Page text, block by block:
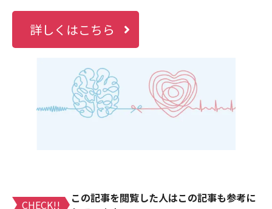
詳しくはこちら
CHECK!!
この記事を閲覧した人はこの記事も参考に